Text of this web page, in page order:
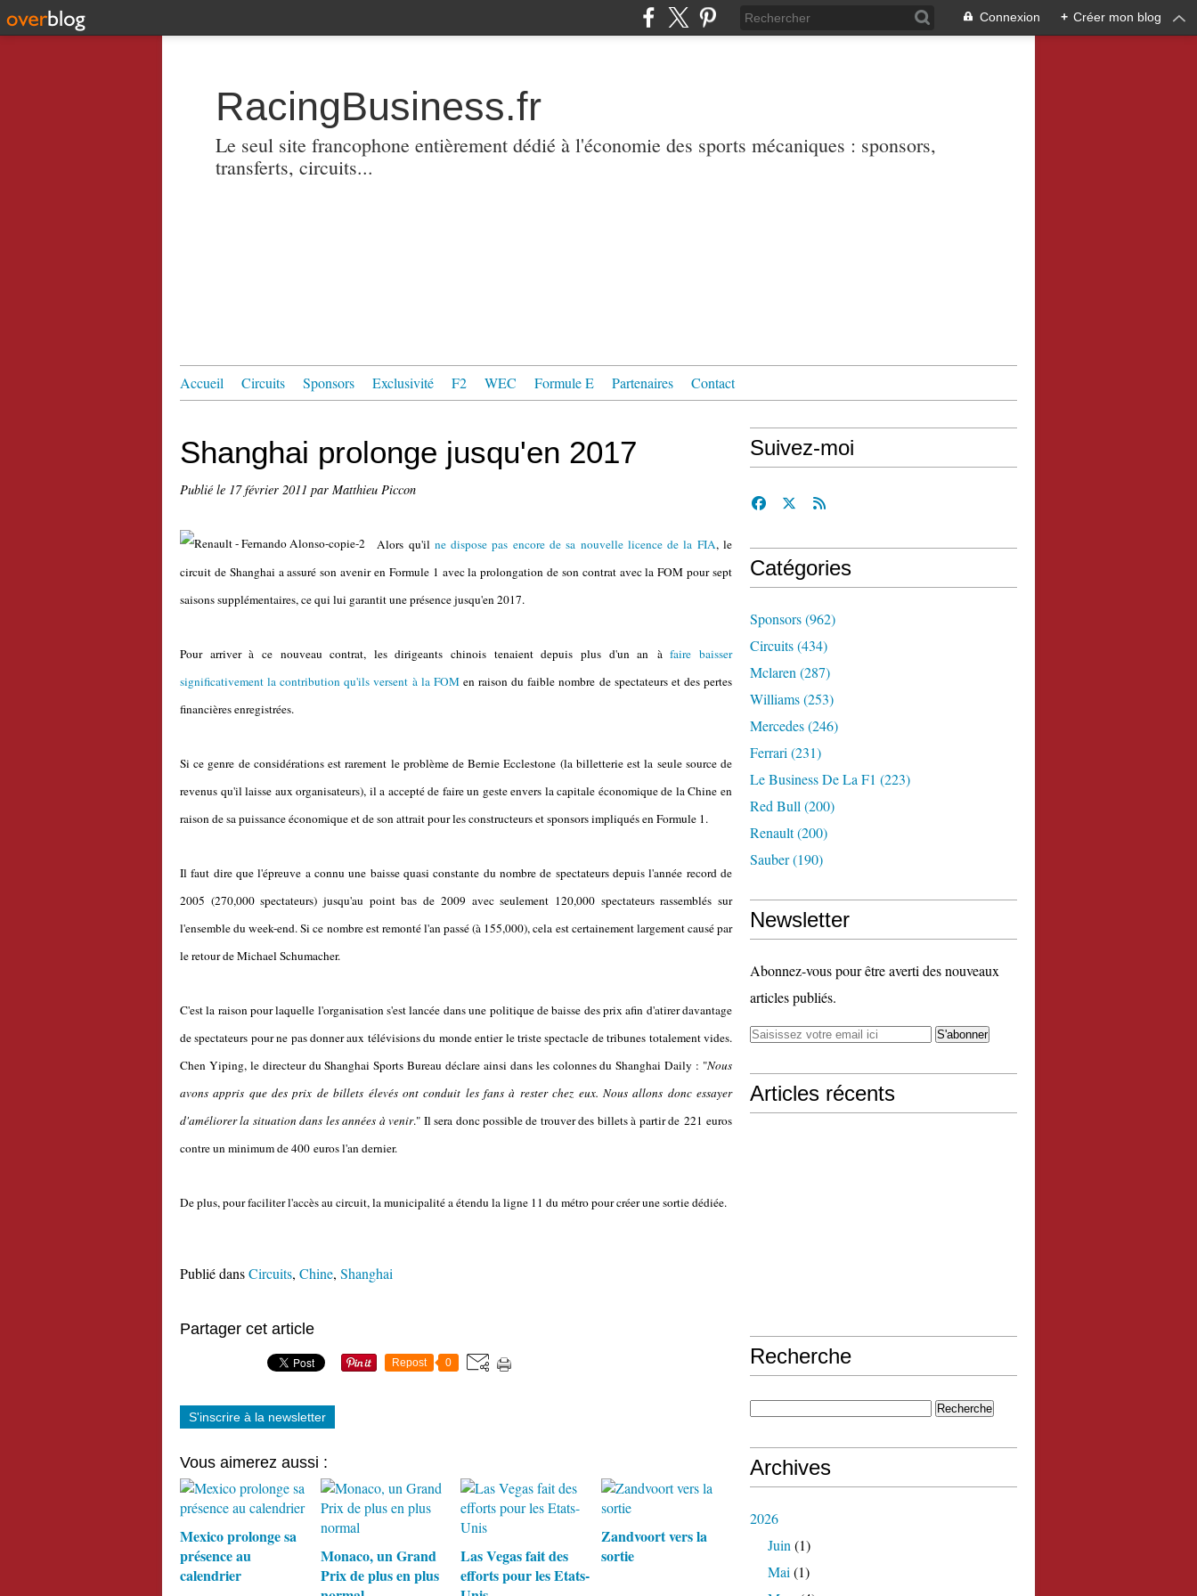
Connexion + Créer mon blog
RacingBusiness.fr
Le seul site francophone entièrement dédié à l'économie des sports mécaniques : sponsors,
transferts, circuits...
Accueil Circuits Sponsors Exclusivité F2 WEC Formule E Partenaires Contact
Shanghai prolonge jusqu'en 2017
Publié le 17 février 2011 par Matthieu Piccon
Alors qu'il ne dispose pas encore de sa nouvelle licence de la FIA, le
circuit de Shanghai a assuré son avenir en Formule 1 avec la prolongation de son contrat avec la FOM pour sept
saisons supplémentaires, ce qui lui garantit une présence jusqu'en 2017.
Pour arriver à ce nouveau contrat, les dirigeants chinois tenaient depuis plus d'un an àfaire baisser
significativement la contribution qu'ils versent à la FOMen raison du faible nombre de spectateurs et des pertes
financières enregistrées.
Si ce genre de considérations est rarement le problème de Bernie Ecclestone (la billetterie est la seule source de
revenus qu'il laisse aux organisateurs), il a accepté de faire un geste envers la capitale économique de la Chine en
raison de sa puissance économique et de son attrait pour les constructeurs et sponsors impliqués en Formule 1.
Il faut dire que l'épreuve a connu une baisse quasi constante du nombre de spectateurs depuis l'année record de
2005 (270,000 spectateurs) jusqu'au point bas de 2009 avec seulement 120,000 spectateurs rassemblés sur
l'ensemble du week-end. Si ce nombre est remonté l'an passé (à 155,000), cela est certainement largement causé par
le retour de Michael Schumacher.
C'est la raison pour laquelle l'organisation s'est lancée dans une politique de baisse des prix afin d'atirer davantage
de spectateurs pour ne pas donner aux télévisions du monde entier le triste spectacle de tribunes totalement vides.
Chen Yiping, le directeur du Shanghai Sports Bureau déclare ainsi dans les colonnes du Shanghai Daily : "Nous
avons appris que des prix de billets élevés ont conduit les fans à rester chez eux. Nous allons donc essayer
d'améliorer la situation dans les années à venir." Il sera donc possible de trouver des billets à partir de 221 euros
contre un minimum de 400 euros l'an dernier.
De plus, pour faciliter l'accès au circuit, la municipalité a étendu la ligne 11 du métro pour créer une sortie dédiée.
Publié dansCircuits, Chine, Shanghai
Partager cet article
Repost 0
S'inscrire à la newsletter
Vous aimerez aussi :
Mexico prolonge sa
présence au
calendrier
Monaco, un Grand
Prix de plus en plus
Las Vegas fait des
efforts pour les Etats-
Zandvoort vers la
sortie
Suivez-moi
Catégories
Sponsors(962)
Circuits(434)
Mclaren (287)
Williams(253)
Mercedes(246)
Ferrari (231)
Le Business De La F1 (223)
Red Bull (200)
Renault(200)
Sauber(190)
Newsletter
Abonnez-vous pour être averti des nouveaux
articles publiés.
Articles récents
Recherche
Archives
2026
Juin (1)
Mai (1)